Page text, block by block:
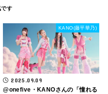
KANO(藤平華乃)
2025.09.09
@​onefive・KANOさんの「憧れる